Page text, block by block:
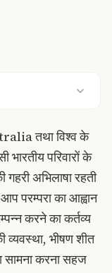
तथा विश्व के
भारतीय परिवारों के
अभिलाषा रहती
परम्परा का आह्वान
करने का कर्तव्य
व्यवस्था, भीषण शीत
सामना करना सहज